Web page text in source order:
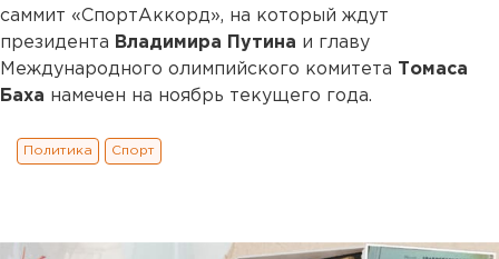
саммит «СпортАккорд», на который ждут
президента Владимира Путина и главу
Международного олимпийского комитета Томаса
Баха намечен на ноябрь текущего года.
Политика Спорт